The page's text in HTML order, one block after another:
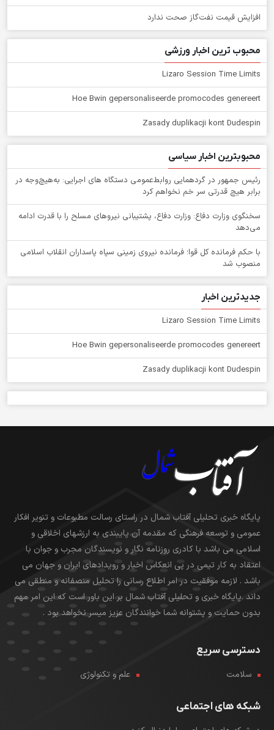
افزایش قیمت نفت‌گاز صحت ندارد
محبوب ترین اخبار ورزشی
Lizaro Session Time Limits
Hoe Bwin gepersonaliseerde promocodes genereert
Zasady duplikacji kont Dudespin
محبوبترین اخبار سیاسی
رئیس جمهور در گردهمایی روابط‌عمومی دستگاه های اجرایی: به‌هیچ‌وجه در
برابر هیچ قدرتی سر خم نخواهم کرد
سخنگوی وزارت دفاع: وزارت دفاع، پشتیبانی نیرو‌های مسلح را با قدرت ادامه
می‌دهد
با حکم فرمانده کل قوا؛ فرمانده نیروی زمینی سپاه پاسداران انقلاب اسلامی
منصوب شد
جدیدترین اخبار
Lizaro Session Time Limits
Hoe Bwin gepersonaliseerde promocodes genereert
Zasady duplikacji kont Dudespin
پایگاه خبری تحلیلی آفتاب شمال در راستای رسالت مطبوعات و تنویر افکار
عمومی و توسعه فرهنگی که مقدمه آن پایبندی به ارزشهای اخلاقی و
اسلامی می باشد با کادری روزنامه نگار و نویسندگان مجرب و جوان با
اعتقاد به کار تیمی در پی انعکاس اخبار و رویدادهای ایران و جهان می
باشد . لازمه موفقیت در امر اطلاع رسانی را تحلیل منصفانه و منطقی می
داند .پایگاه خبری و تحلیلی آفتاب شمال بر این باور است که این امر مهم
بدون حمایت و پشتوانه شما خوانندگان عزیز میسر نخواهد بود .
دسترسی سریع
سلامت علم و تکنولوژی
شبکه های اجتماعی